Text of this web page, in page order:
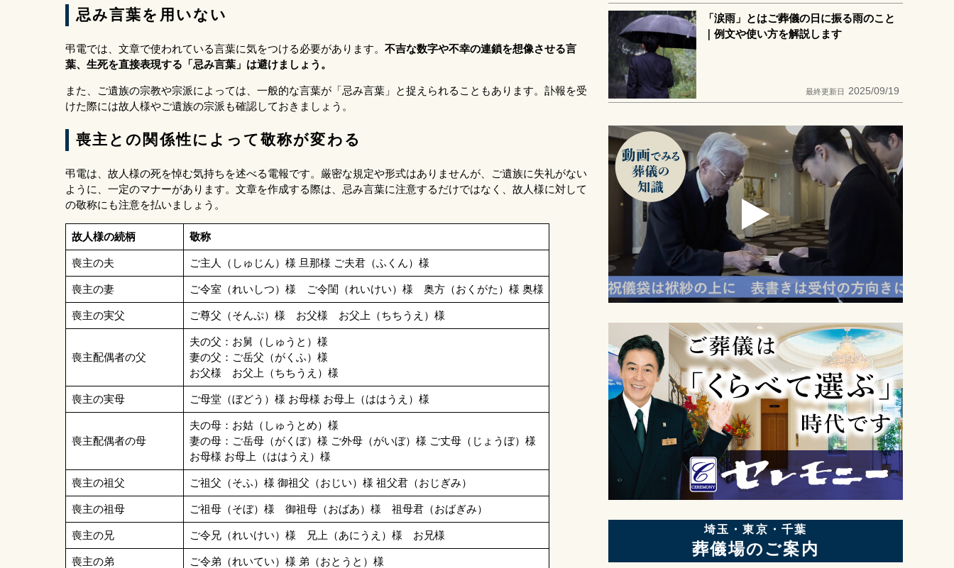
忌み言葉を用いない
弔電では、文章で使われている言葉に気をつける必要があります。 不吉な数字や不幸の連鎖を想像させる言
葉、生死を直接表現する「忌み言葉」は避けましょう。
また、ご遺族の宗教や宗派によっては、一般的な言葉が「忌み言葉」と捉えられることもあります。訃報を受
けた際には故人様やご遺族の宗派も確認しておきましょう。
喪主との関係性によって敬称が変わる
弔電は、故人様の死を悼む気持ちを述べる電報です。厳密な規定や形式はありませんが、ご遺族に失礼がない
ように、一定のマナーがあります。文章を作成する際は、忌み言葉に注意するだけではなく、故人様に対して
の敬称にも注意を払いましょう。
故人様の続柄 敬称
喪主の夫 ご主人（しゅじん）様 旦那様 ご夫君（ふくん）様
喪主の妻 ご令室（れいしつ）様 ご令閨（れいけい）様 奥方（おくがた）様 奥様
喪主の実父 ご尊父（そんぷ）様 お父様 お父上（ちちうえ）様
喪主配偶者の父
夫の父：お舅（しゅうと）様
妻の父：ご岳父（がくふ）様
お父様 お父上（ちちうえ）様
喪主の実母 ご母堂（ぼどう）様 お母様 お母上（ははうえ）様
喪主配偶者の母
夫の母：お姑（しゅうとめ）様
妻の母：ご岳母（がくぼ）様 ご外母（がいぼ）様 ご丈母（じょうぼ）様
お母様 お母上（ははうえ）様
喪主の祖父 ご祖父（そふ）様 御祖父（おじい）様 祖父君（おじぎみ）
喪主の祖母 ご祖母（そぼ）様 御祖母（おばあ）様 祖母君（おばぎみ）
喪主の兄 ご令兄（れいけい）様 兄上（あにうえ）様 お兄様
喪主の弟 ご令弟（れいてい）様 弟（おとうと）様
「涙雨」とはご葬儀の日に振る雨のこと
｜例文や使い方を解説します
最終更新日 2025/09/19
埼玉・東京・千葉
葬儀場のご案内